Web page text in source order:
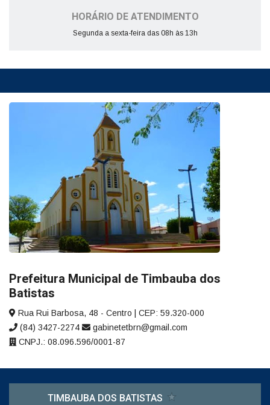
HORÁRIO DE ATENDIMENTO
Segunda a sexta-feira das 08h às 13h
Prefeitura Municipal de Timbauba dos
Batistas
Rua Rui Barbosa, 48 - Centro | CEP: 59.320-000
(84) 3427-2274
gabinetetbrn@gmail.com
CNPJ.: 08.096.596/0001-87